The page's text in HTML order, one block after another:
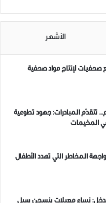
الأشهر
صحفيات لإنتاج مواد صحفية
تتقدّم المبادرات: جهود تطوعية
المخيمات
المخاطر التي تهدد الأطفال
نساء معيلات ينسجن سبل